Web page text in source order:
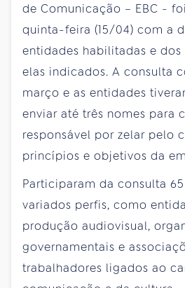
de Comunicação – EBC -
quinta-feira (15/04) com a
entidades habilitadas e
elas indicados. A consulta
março e as entidades
enviar até três nomes para
responsável por zelar pelo
princípios e objetivos da
Participaram da consulta
variados perfis, como
produção audiovisual,
governamentais e
trabalhadores ligados ao